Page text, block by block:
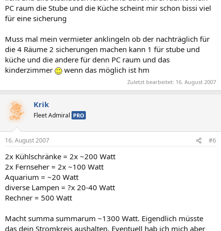
PC raum die Stube und die Küche scheint mir schon bissi viel
für eine sicherung
Muss mal mein vermieter anklingeln ob der nachträglich für
die 4 Räume 2 sicherungen machen kann 1 für stube und
küche und die andere für denn PC raum und das
kinderzimmer
wenn das möglich ist hm
Zuletzt bearbeitet: 16. August 2007
Krik
Fleet Admiral PRO
16. August 2007 #6
2x Kühlschränke = 2x ~200 Watt
2x Fernseher = 2x ~100 Watt
Aquarium = ~20 Watt
diverse Lampen = ?x 20-40 Watt
Rechner = 500 Watt
Macht summa summarum ~1300 Watt. Eigendlich müsste
das dein Stromkreis aushalten. Eventuell hab ich mich aber